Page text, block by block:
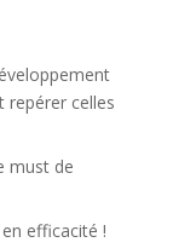
repérer celles
must de
efficacité !